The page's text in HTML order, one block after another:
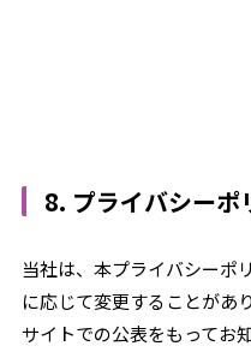
8. プライバシーポ
当社は、本プライバシーポ
に応じて変更することがあ
サイトでの公表をもってお